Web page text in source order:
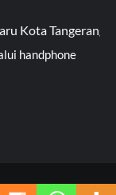
Tangerang
handphone
themes.